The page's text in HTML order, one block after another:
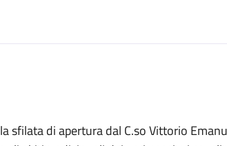
sfilata di apertura dal C.so Vittorio